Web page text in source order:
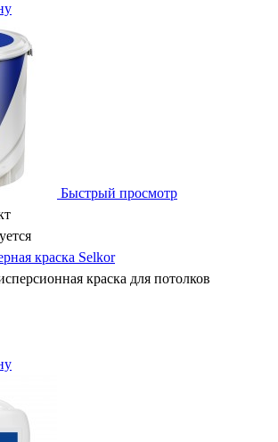
Быстрый просмотр
краска Selkor
краска для потолков